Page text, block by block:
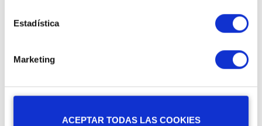
Estadística
Marketing
ACEPTAR TODAS LAS COOKIES
¿POR QUÉ?